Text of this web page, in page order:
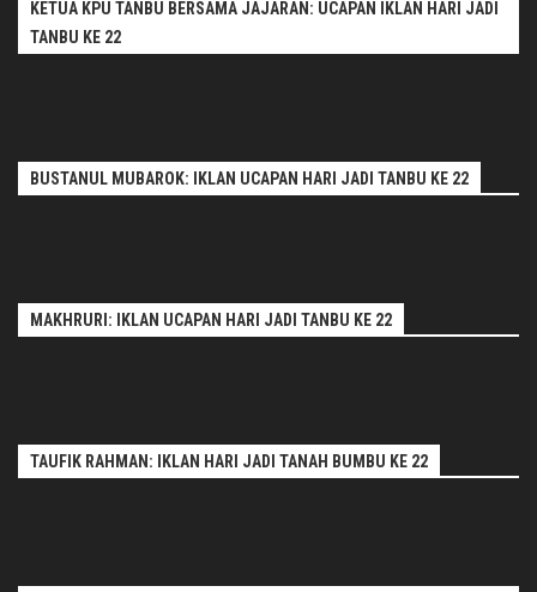
KETUA KPU TANBU BERSAMA JAJARAN: UCAPAN IKLAN HARI JADI
TANBU KE 22
BUSTANUL MUBAROK: IKLAN UCAPAN HARI JADI TANBU KE 22
MAKHRURI: IKLAN UCAPAN HARI JADI TANBU KE 22
TAUFIK RAHMAN: IKLAN HARI JADI TANAH BUMBU KE 22